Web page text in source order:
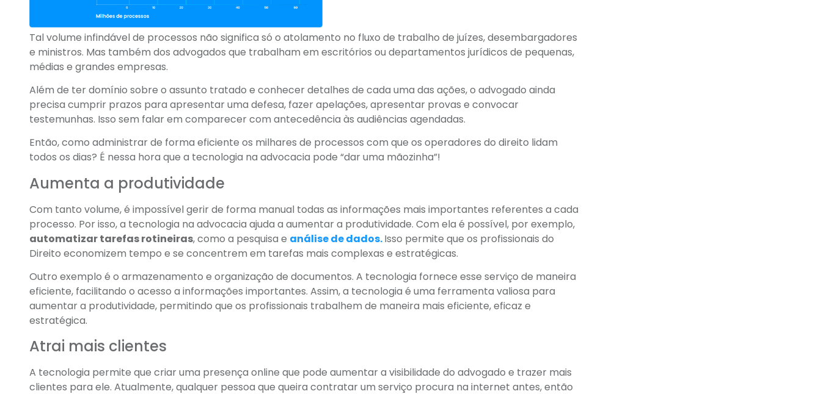
Tal volume infindável de processos não significa só o atolamento no fluxo de trabalho de juízes, desembargadores
e ministros. Mas também dos advogados que trabalham em escritórios ou departamentos jurídicos de pequenas,
médias e grandes empresas.
Além de ter domínio sobre o assunto tratado e conhecer detalhes de cada uma das ações, o advogado ainda
precisa cumprir prazos para apresentar uma defesa, fazer apelações, apresentar provas e convocar
testemunhas. Isso sem falar em comparecer com antecedência às audiências agendadas.
Então, como administrar de forma eficiente os milhares de processos com que os operadores do direito lidam
todos os dias? É nessa hora que a tecnologia na advocacia pode “dar uma mãozinha”!
Aumenta a produtividade
Com tanto volume, é impossível gerir de forma manual todas as informações mais importantes referentes a cada
processo. Por isso, a tecnologia na advocacia ajuda a aumentar a produtividade. Com ela é possível, por exemplo,
automatizar tarefas rotineiras, como a pesquisa e análise de dados.Isso permite que os profissionais do
Direito economizem tempo e se concentrem em tarefas mais complexas e estratégicas.
Outro exemplo é o armazenamento e organização de documentos. A tecnologia fornece esse serviço de maneira
eficiente, facilitando o acesso a informações importantes. Assim, a tecnologia é uma ferramenta valiosa para
aumentar a produtividade, permitindo que os profissionais trabalhem de maneira mais eficiente, eficaz e
estratégica.
Atrai mais clientes
A tecnologia permite que criar uma presença online que pode aumentar a visibilidade do advogado e trazer mais
clientes para ele. Atualmente, qualquer pessoa que queira contratar um serviço procura na internet antes, então